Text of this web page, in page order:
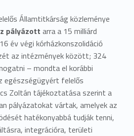
Államtitkárság közleménye
pályázott arra a 15 milliárd
év végi kórházkonszolidáció
az intézmények között; 324
– mondta el korábbi
felelős
Zoltán tájékoztatása szerint a
pályázatokat vártak, amelyek az
hatékonyabbá tudják tenni,
integrációra, területi